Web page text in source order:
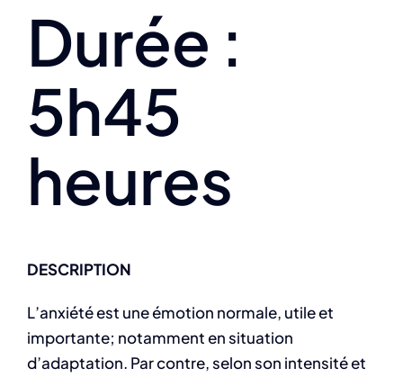
Durée :
5h45
heures
DESCRIPTION
L’anxiété est une émotion normale, utile et
importante; notamment en situation
d’adaptation. Par contre, selon son intensité et